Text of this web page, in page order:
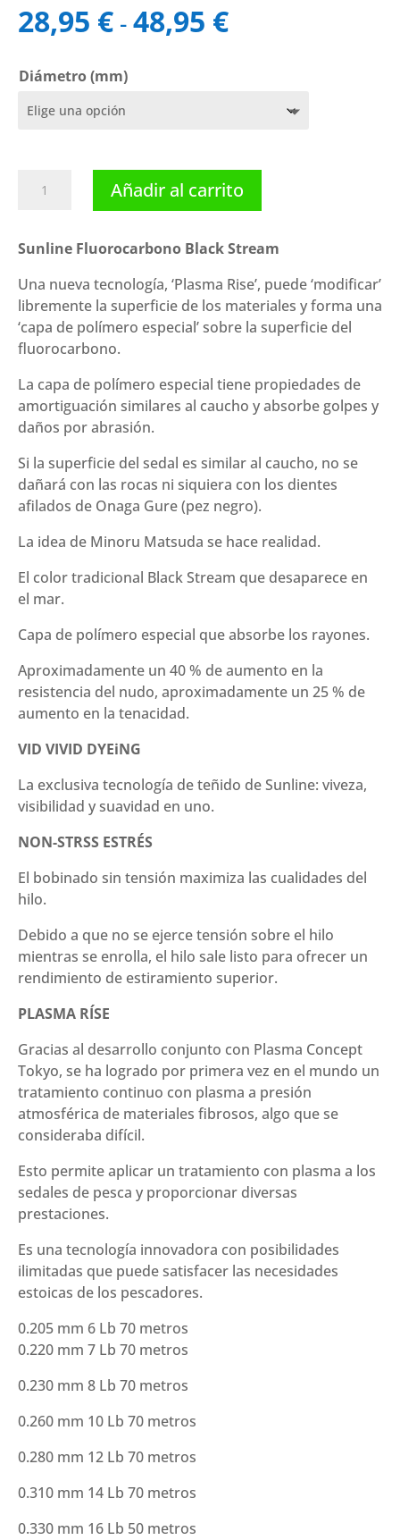
28,95 € -48,95 €Rango
de
28,95 €
Diámetro (mm)
Fluorocarbono
Stream
Añadir al carrito
Sunline Fluorocarbono Black Stream
Una nueva tecnología, ‘Plasma Rise’, puede ‘modificar’
libremente la superficie de los materiales y forma una
‘capa de polímero especial’ sobre la superficie del
fluorocarbono.
La capa de polímero especial tiene propiedades de
amortiguación similares al caucho y absorbe golpes y
daños por abrasión.
Si la superficie del sedal es similar al caucho, no se
dañará con las rocas ni siquiera con los dientes
afilados de Onaga Gure (pez negro).
La idea de Minoru Matsuda se hace realidad.
El color tradicional Black Stream que desaparece en
el mar.
Capa de polímero especial que absorbe los rayones.
Aproximadamente un 40 % de aumento en la
resistencia del nudo, aproximadamente un 25 % de
aumento en la tenacidad.
VID VIVID DYEiNG
La exclusiva tecnología de teñido de Sunline: viveza,
visibilidad y suavidad en uno.
NON-STRSS ESTRÉS
El bobinado sin tensión maximiza las cualidades del
hilo.
Debido a que no se ejerce tensión sobre el hilo
mientras se enrolla, el hilo sale listo para ofrecer un
rendimiento de estiramiento superior.
PLASMA RÍSE
Gracias al desarrollo conjunto con Plasma Concept
Tokyo, se ha logrado por primera vez en el mundo un
tratamiento continuo con plasma a presión
atmosférica de materiales fibrosos, algo que se
consideraba difícil.
Esto permite aplicar un tratamiento con plasma a los
sedales de pesca y proporcionar diversas
prestaciones.
Es una tecnología innovadora con posibilidades
ilimitadas que puede satisfacer las necesidades
estoicas de los pescadores.
0.205 mm 6 Lb 70 metros
0.220 mm 7 Lb 70 metros
0.230 mm 8 Lb 70 metros
0.260 mm 10 Lb 70 metros
0.280 mm 12 Lb 70 metros
0.310 mm 14 Lb 70 metros
0.330 mm 16 Lb 50 metros